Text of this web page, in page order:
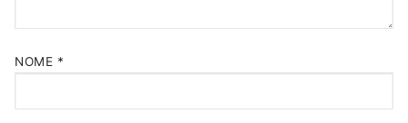
NOME *